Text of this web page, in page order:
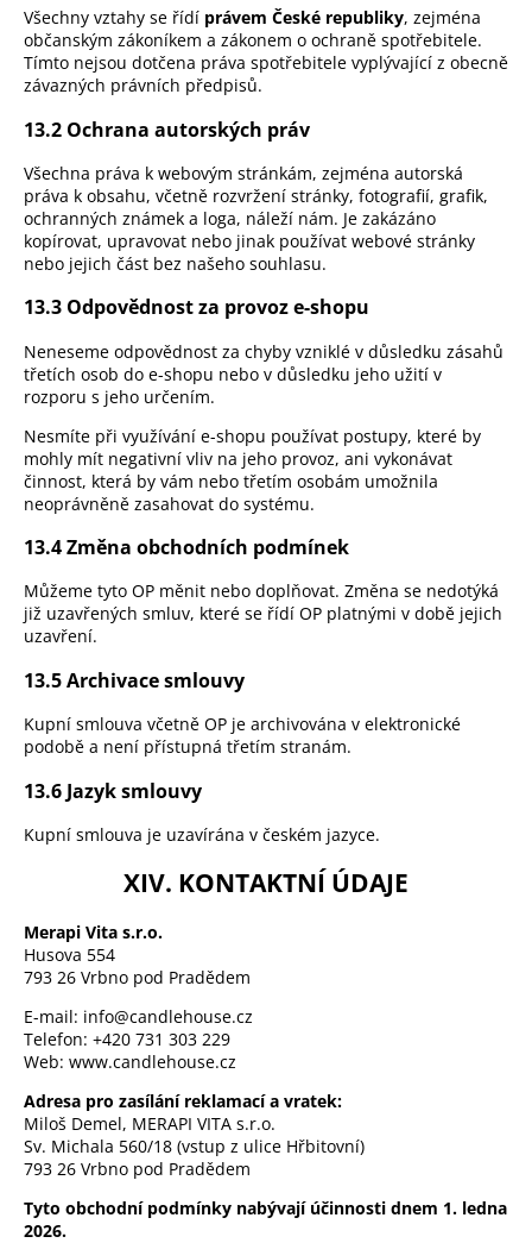
Všechny vztahy se řídí právem České republiky, zejména
občanským zákoníkem a zákonem o ochraně spotřebitele.
Tímto nejsou dotčena práva spotřebitele vyplývající z obecně
závazných právních předpisů.
13.2 Ochrana autorských práv
Všechna práva k webovým stránkám, zejména autorská
práva k obsahu, včetně rozvržení stránky, fotografií, grafik,
ochranných známek a loga, náleží nám. Je zakázáno
kopírovat, upravovat nebo jinak používat webové stránky
nebo jejich část bez našeho souhlasu.
13.3 Odpovědnost za provoz e-shopu
Neneseme odpovědnost za chyby vzniklé v důsledku zásahů
třetích osob do e-shopu nebo v důsledku jeho užití v
rozporu s jeho určením.
Nesmíte při využívání e-shopu používat postupy, které by
mohly mít negativní vliv na jeho provoz, ani vykonávat
činnost, která by vám nebo třetím osobám umožnila
neoprávněně zasahovat do systému.
13.4 Změna obchodních podmínek
Můžeme tyto OP měnit nebo doplňovat. Změna se nedotýká
již uzavřených smluv, které se řídí OP platnými v době jejich
uzavření.
13.5 Archivace smlouvy
Kupní smlouva včetně OP je archivována v elektronické
podobě a není přístupná třetím stranám.
13.6 Jazyk smlouvy
Kupní smlouva je uzavírána v českém jazyce.
XIV. KONTAKTNÍ ÚDAJE
Merapi Vita s.r.o.
Husova 554
793 26 Vrbno pod Pradědem
E-mail: info@candlehouse.cz
Telefon: +420 731 303 229
Web: www.candlehouse.cz
Adresa pro zasílání reklamací a vratek:
Miloš Demel, MERAPI VITA s.r.o.
Sv. Michala 560/18 (vstup z ulice Hřbitovní)
793 26 Vrbno pod Pradědem
Tyto obchodní podmínky nabývají účinnosti dnem 1. ledna
2026.